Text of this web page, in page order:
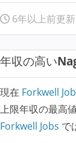
6年以上前更新
年収の高い
現在 Forkwell
上限年収の最高
Forkwell Jobs で